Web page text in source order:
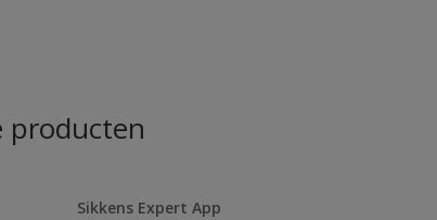
producten
Sikkens Expert App